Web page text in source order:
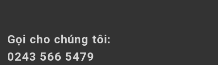
Gọi cho chúng tôi:
0243 566 5479